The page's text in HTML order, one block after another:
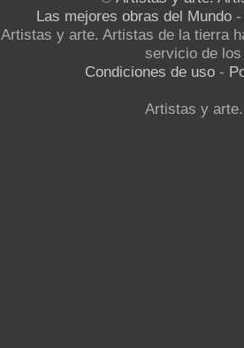
Las mejores obras del Mundo
Artistas y arte. Artistas de la tierra
servicio de
Condiciones de uso -
Artistas y